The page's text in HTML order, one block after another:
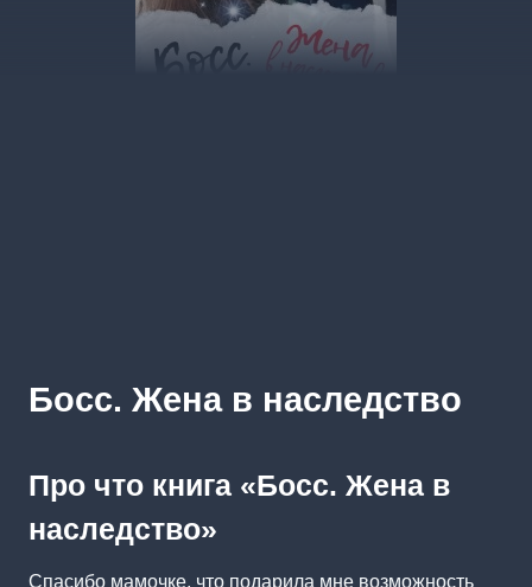
Босс. Жена в наследство
Про что книга «Босс. Жена в
наследство»
Спасибо мамочке, что подарила мне возможность